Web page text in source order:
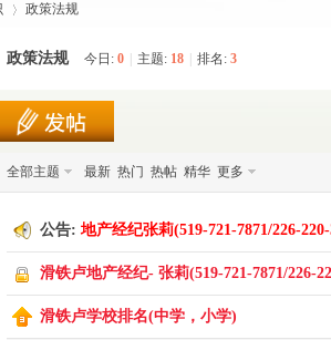
›
政策法规
政策法规 今日: 0 主题: 18 排名: 3
全部主题 最新 热门 热帖 精华 更多
公告: 地产经纪张莉(519-721-7871/226-
滑铁卢地产经纪- 张莉(519-721-7871/226-
滑铁卢学校排名(中学，小学)